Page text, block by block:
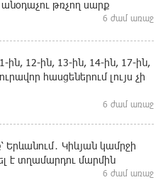
թռչող սարք
6 ժամ առաջ
ին, 12-ին, 13-ին, 14-ին, 17-ին,
հասցեներում լույս չի
6 ժամ առաջ
Երևանում․ Կիևյան կամրջի
է տղամարդու մարմին
6 ժամ առաջ